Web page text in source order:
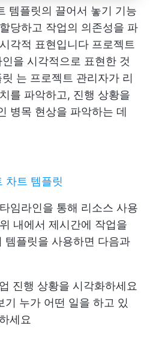
템플릿의 끌어서 놓기 기능
당하고 작업의 의존성을 파
각적 표현입니다 프로젝트
을 시각적으로 표현한 것
는 프로젝트 관리자가 리
를 파악하고, 진행 상황을
병목 현상을 파악하는 데
차트 템플릿
임라인을 통해 리소스 사용
내에서 제시간에 작업을
템플릿을 사용하면 다음과
진행 상황을 시각화하세요
기 누가 어떤 일을 하고 있
세요